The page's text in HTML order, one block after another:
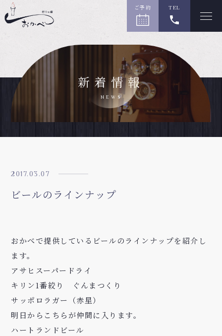
ご予約 TEL
新着情報
NEWS
2017.03.07
ビールのラインナップ
おかべで提供しているビールのラインナップを紹介し
ます。
アサヒスーパードライ
キリン1番絞り ぐんまつくり
サッポロラガー（赤星）
明日からこちらが仲間に入ります。
ハートランドビール